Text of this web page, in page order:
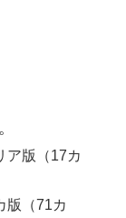
ア版（17カ
版（71カ